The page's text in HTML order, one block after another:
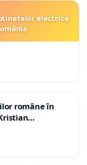
electrice
române în
Danemarca de